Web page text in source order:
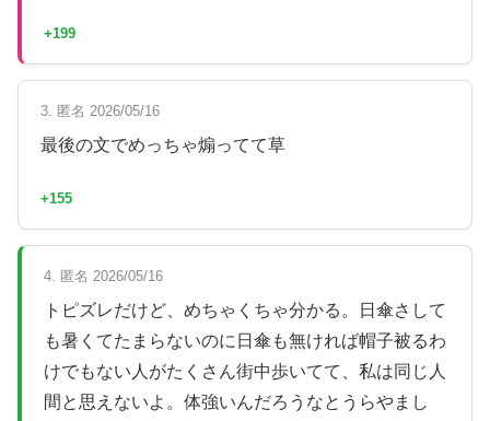
+199
3. 匿名 2026/05/16
最後の文でめっちゃ煽ってて草
+155
4. 匿名 2026/05/16
トピズレだけど、めちゃくちゃ分かる。日傘さして
も暑くてたまらないのに日傘も無ければ帽子被るわ
けでもない人がたくさん街中歩いてて、私は同じ人
間と思えないよ。体強いんだろうなとうらやまし